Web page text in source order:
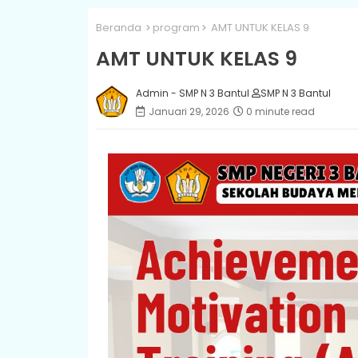
Beranda program AMT UNTUK KELAS 9
AMT UNTUK KELAS 9
Admin - SMP N 3 Bantul
SMP N 3 Bantul
Januari 29, 2026
0 minute read